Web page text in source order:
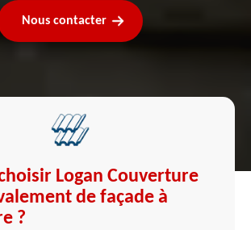
Nous contacter
Logan Couverture
de façade à
?